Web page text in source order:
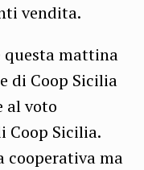
vendita.
questa mattina
di Coop Sicilia
al voto
Coop Sicilia.
cooperativa ma